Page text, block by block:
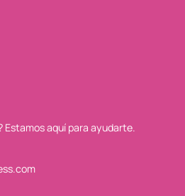
aquí para ayudarte.